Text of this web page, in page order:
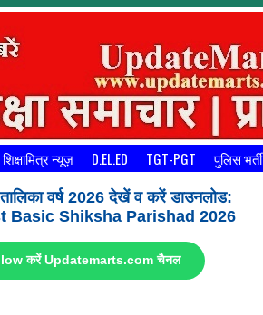
शिक्षामित्र न्यूज़ D.EL.ED TGT-PGT पुलिस भर्ती
तालिका वर्ष 2026 देखें व करें डाउनलोड:
Basic Shiksha Parishad 2026
करें Updatemarts.com चैनल